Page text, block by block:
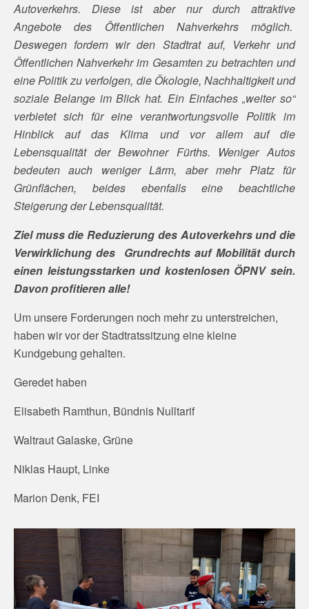
Autoverkehrs. Diese ist aber nur durch attraktive
Angebote des Öffentlichen Nahverkehrs möglich.
Deswegen fordern wir den Stadtrat auf, Verkehr und
Öffentlichen Nahverkehr im Gesamten zu betrachten und
eine Politik zu verfolgen, die Ökologie, Nachhaltigkeit und
soziale Belange im Blick hat. Ein Einfaches „weiter so“
verbietet sich für eine verantwortungsvolle Politik im
Hinblick auf das Klima und vor allem auf die
Lebensqualität der Bewohner Fürths. Weniger Autos
bedeuten auch weniger Lärm, aber mehr Platz für
Grünflächen, beides ebenfalls eine beachtliche
Steigerung der Lebensqualität.
Ziel muss die Reduzierung des Autoverkehrs und die
Verwirklichung des Grundrechts auf Mobilität durch
einen leistungsstarken und kostenlosen ÖPNV sein.
Davon profitieren alle!
Um unsere Forderungen noch mehr zu unterstreichen,
haben wir vor der Stadtratssitzung eine kleine
Kundgebung gehalten.
Geredet haben
Elisabeth Ramthun, Bündnis Nulltarif
Waltraut Galaske, Grüne
Niklas Haupt, Linke
Marion Denk, FEI